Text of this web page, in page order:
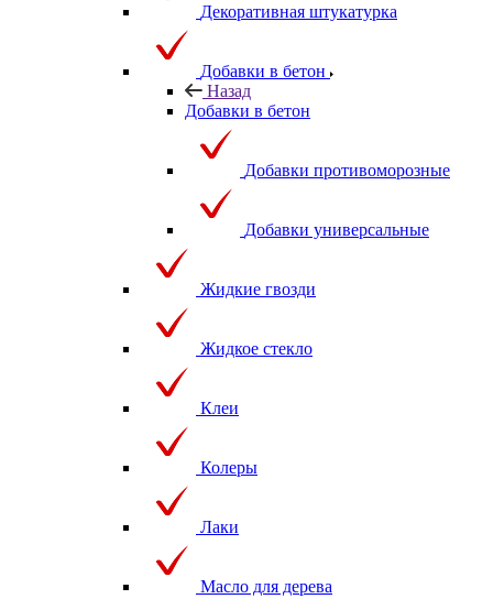
Декоративная штукатурка
Добавки в бетон
Назад
Добавки в бетон
Добавки противоморозные
Добавки универсальные
Жидкие гвозди
Жидкое стекло
Клеи
Колеры
Лаки
Масло для дерева